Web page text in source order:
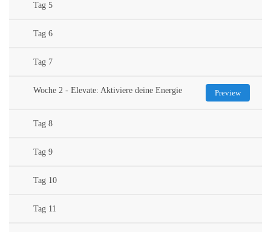
Tag 5
Tag 6
Tag 7
Woche 2 - Elevate: Aktiviere deine Energie Preview
Tag 8
Tag 9
Tag 10
Tag 11